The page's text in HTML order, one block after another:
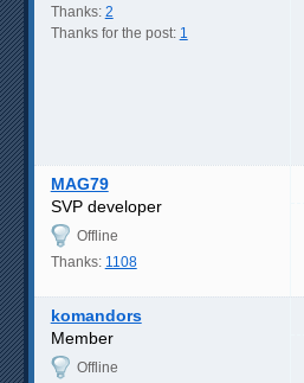
Thanks: 2
Thanks for the post: 1
MAG79
SVP developer
Offline
Thanks: 1108
komandors
Member
Offline